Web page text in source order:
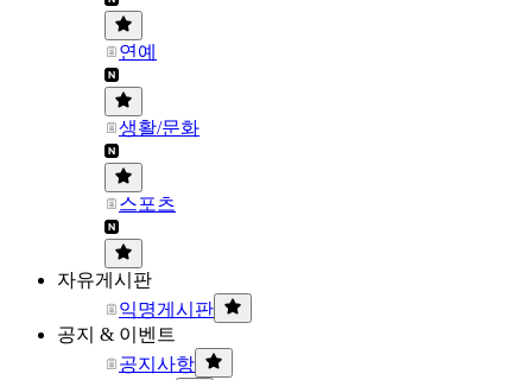
연예
생활/문화
스포츠
자유게시판
익명게시판
공지 & 이벤트
공지사항